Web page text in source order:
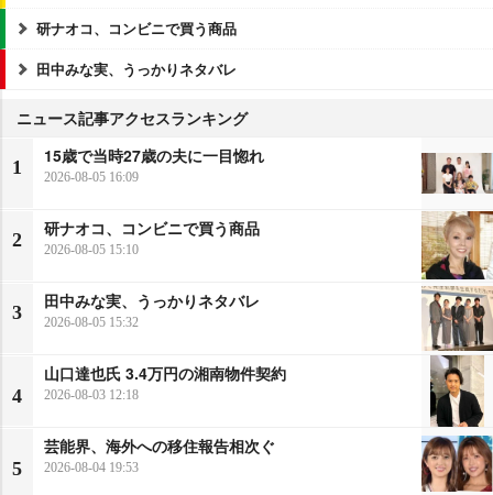
研ナオコ、コンビニで買う商品
田中みな実、うっかりネタバレ
ニュース記事アクセスランキング
1
15歳で当時27歳の夫に一目惚れ
2026-08-05 16:09
2
研ナオコ、コンビニで買う商品
2026-08-05 15:10
3
田中みな実、うっかりネタバレ
2026-08-05 15:32
4
山口達也氏 3.4万円の湘南物件契約
2026-08-03 12:18
5
芸能界、海外への移住報告相次ぐ
2026-08-04 19:53